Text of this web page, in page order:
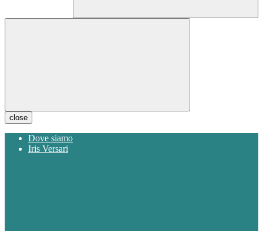
close
Dove siamo
Iris Versari